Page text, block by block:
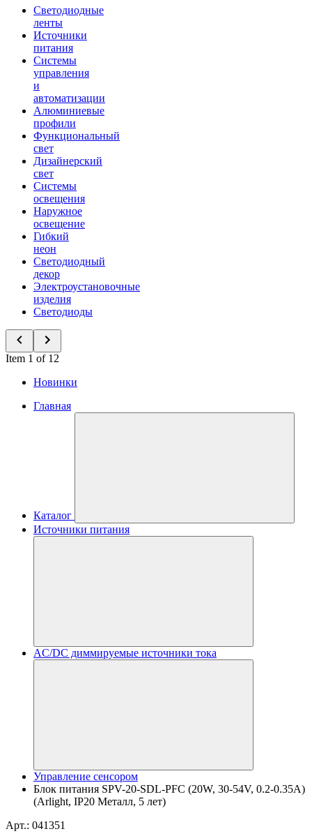
Светодиодные
ленты
Источники
питания
Системы
управления
и
автоматизации
Алюминиевые
профили
Функциональный
свет
Дизайнерский
свет
Системы
освещения
Наружное
освещение
Гибкий
неон
Светодиодный
декор
Электроустановочные
изделия
Светодиоды
Item 1 of 12
Новинки
Главная
Каталог
Источники питания
AC/DC диммируемые источники тока
Управление сенсором
Блок питания SPV-20-SDL-PFC (20W, 30-54V, 0.2-0.35A)
(Arlight, IP20 Металл, 5 лет)
Арт.: 041351